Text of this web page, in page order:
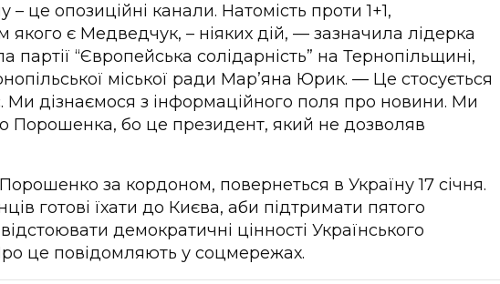
– це опозиційні канали. Натомість проти 1+1,
якого є Медведчук, – ніяких дій, — зазначила лідерка
партії “Європейська солідарність” на Тернопільщині,
міської ради Мар’яна Юрик. — Це стосується
Ми дізнаємося з інформаційного поля про новини. Ми
Порошенка, бо це президент, який не дозволяв
за кордоном, повернеться в Україну 17 січня.
готові їхати до Києва, аби підтримати пятого
демократичні цінності Українського
це повідомляють у соцмережах.